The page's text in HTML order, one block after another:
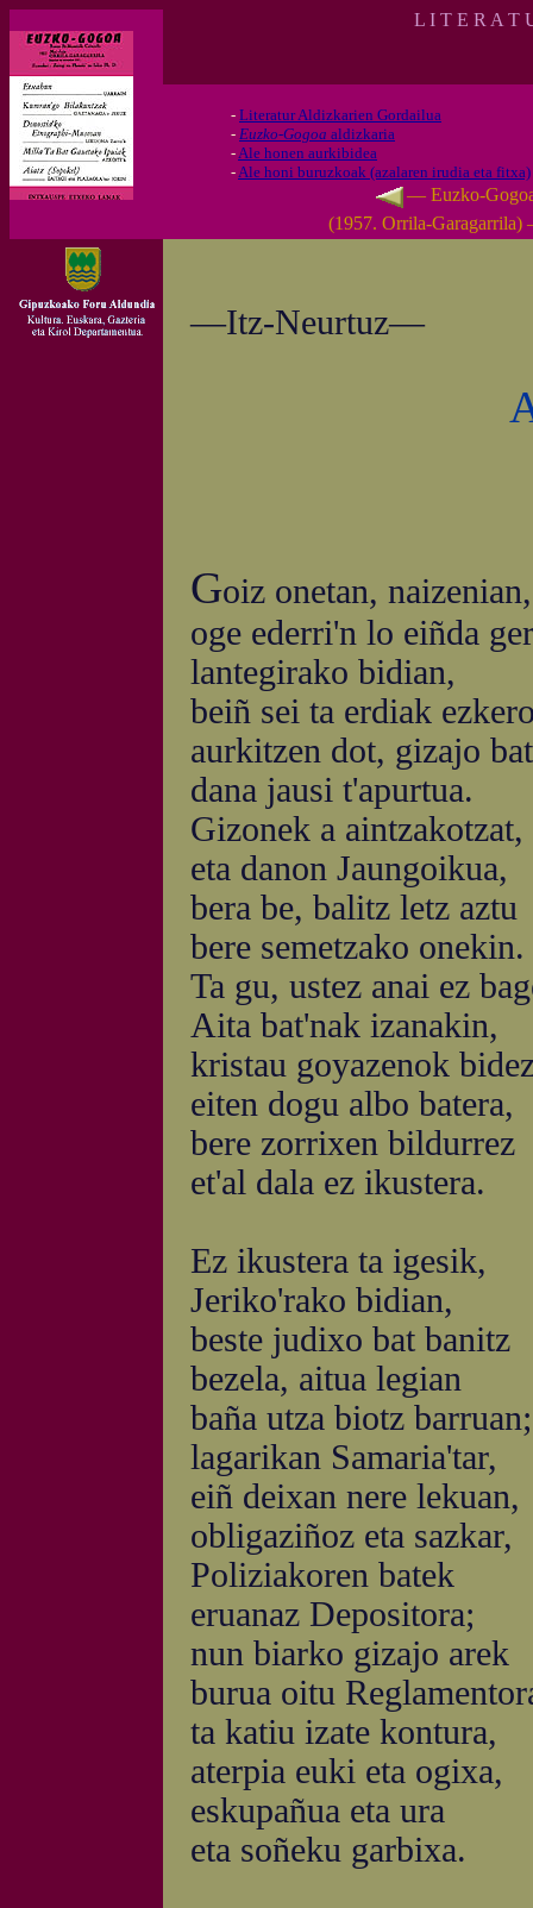
L I T E R A T
- Literatur Aldizkarien Gordailua
- Euzko-Gogoa aldizkaria
-Ale honen aurkibidea
-Ale honi buruzkoak (azalaren irudia eta fitxa)
— Euzko-
(1957. Orrila-
—Itz-Neurtuz—
Goiz onetan, naizenian,
oge ederri'n lo eiñda
lantegirako bidian,
beiñ sei ta erdiak
aurkitzen dot, gizajo
dana jausi t'apurtua.
Gizonek a aintzakotzat,
eta danon Jaungoikua,
bera be, balitz letz aztu
bere semetzako onekin.
Ta gu, ustez anai ez
Aita bat'nak izanakin,
kristau goyazenok
eiten dogu albo batera,
bere zorrixen bildurrez
et'al dala ez ikustera.
Ez ikustera ta igesik,
Jeriko'rako bidian,
beste judixo bat banitz
bezela, aitua legian
baña utza biotz barruan;
lagarikan Samaria'tar,
eiñ deixan nere lekuan,
obligaziñoz eta sazkar,
Poliziakoren batek
eruanaz Depositora;
nun biarko gizajo arek
burua oitu
ta katiu izate kontura,
aterpia euki eta ogixa,
eskupañua eta ura
eta soñeku garbixa.